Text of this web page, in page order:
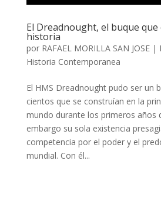
El Dreadnought, el buque que
historia
por RAFAEL MORILLA SAN JOSE|
Historia Contemporanea
El HMS Dreadnought pudo ser un
cientos que se construían en la
mundo durante los primeros años
embargo su sola existencia
competencia por el poder y el
mundial. Con él...